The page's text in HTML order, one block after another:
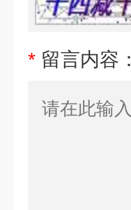
* 留言内容：